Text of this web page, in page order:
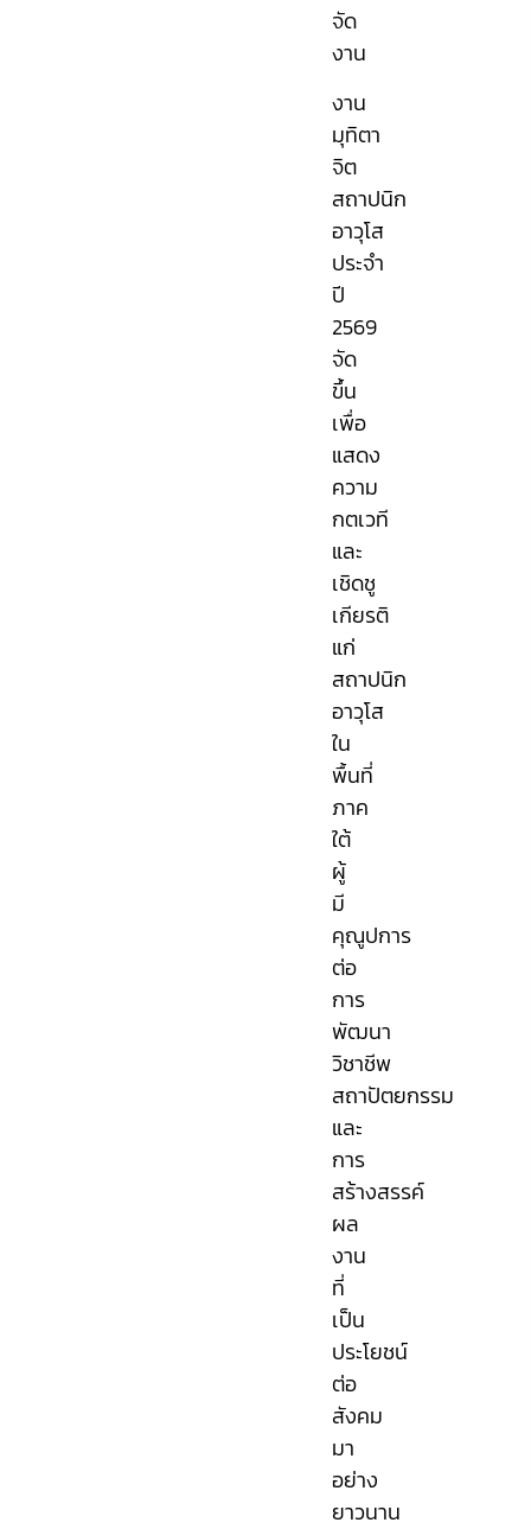
จัด
งาน
งาน
มุทิตา
จิต
สถาปนิก
อาวุโส
ประจำ
ปี
2569
จัด
ขึ้น
เพื่อ
แสดง
ความ
กตเวที
และ
เชิดชู
เกียรติ
แก่
สถาปนิก
อาวุโส
ใน
พื้นที่
ภาค
ใต้
ผู้
มี
คุณูปการ
ต่อ
การ
พัฒนา
วิชาชีพ
สถาปัตยกรรม
และ
การ
สร้างสรรค์
ผล
งาน
ที่
เป็น
ประโยชน์
ต่อ
สังคม
มา
อย่าง
ยาวนาน